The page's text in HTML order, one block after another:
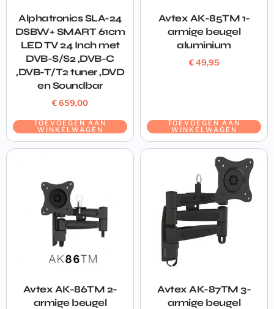
Alphatronics SLA-24
DSBW+ SMART 61cm
LED TV 24 Inch met
DVB-S/S2 ,DVB-C
,DVB-T/T2 tuner ,DVD
en Soundbar
€659,00
TOEVOEGEN AAN
WINKELWAGEN
Avtex AK-85TM 1-
armige beugel
aluminium
€49,95
TOEVOEGEN AAN
WINKELWAGEN
Avtex AK-86TM 2-
armige beugel
Avtex AK-87TM 3-
armige beugel